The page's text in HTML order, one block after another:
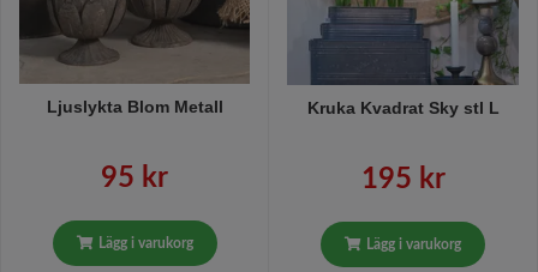
Ljuslykta Blom Metall
95 kr
Lägg i varukorg
Kruka Kvadrat Sky stl L
195 kr
Lägg i varukorg